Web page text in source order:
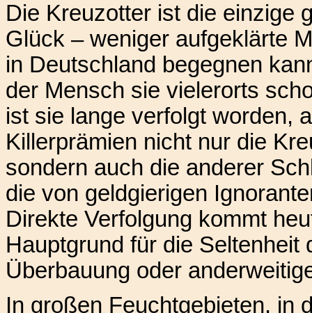
Die Kreuzotter ist die einzige
Glück – weniger aufgeklärte
in Deutschland begegnen
der Mensch sie vielerorts
ist sie lange verfolgt worden,
Killerprämien nicht nur die
sondern auch die anderer
die von geldgierigen
Direkte Verfolgung kommt
Hauptgrund für die
Überbauung oder
In großen Feuchtgebieten, in